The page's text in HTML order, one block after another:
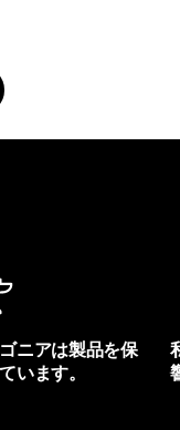
ニアは製品を保
います。